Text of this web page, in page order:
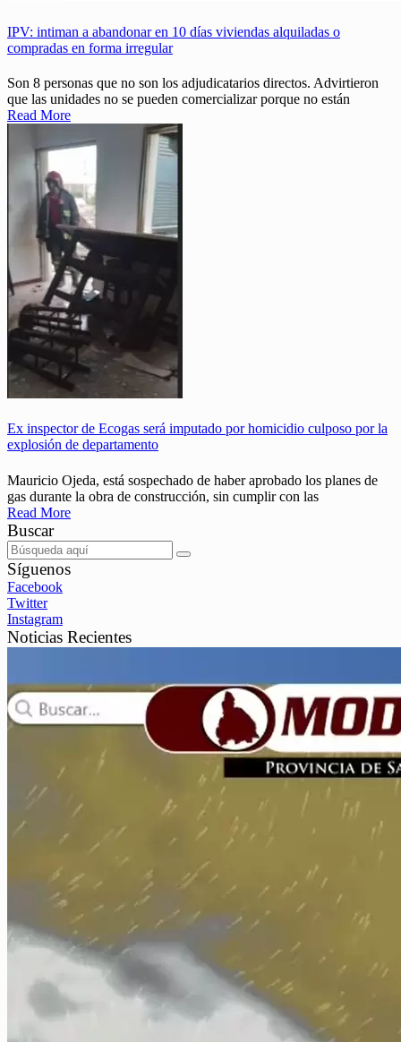
IPV: intiman a abandonar en 10 días viviendas alquiladas o
compradas en forma irregular
Son 8 personas que no son los adjudicatarios directos. Advirtieron
que las unidades no se pueden comercializar porque no están
Read More
Ex inspector de Ecogas será imputado por homicidio culposo por la
explosión de departamento
Mauricio Ojeda, está sospechado de haber aprobado los planes de
gas durante la obra de construcción, sin cumplir con las
Read More
Buscar
Síguenos
Facebook
Twitter
Instagram
Noticias Recientes